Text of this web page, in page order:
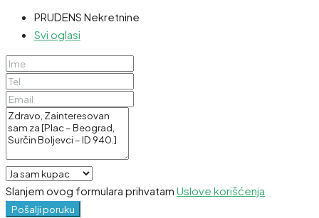
PRUDENS Nekretnine
Svi oglasi
Slanjem ovog formulara prihvatam Uslove korišćenja
Pošalji poruku